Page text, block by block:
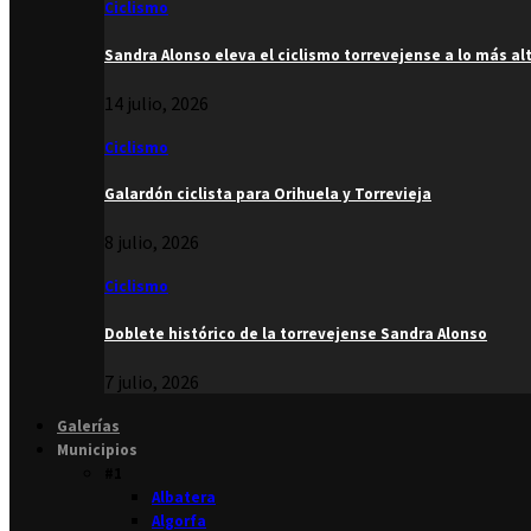
Ciclismo
Sandra Alonso eleva el ciclismo torrevejense a lo más
14 julio, 2026
Ciclismo
Galardón ciclista para Orihuela y Torrevieja
8 julio, 2026
Ciclismo
Doblete histórico de la torrevejense Sandra Alonso
7 julio, 2026
Galerías
Municipios
Albatera
Algorfa